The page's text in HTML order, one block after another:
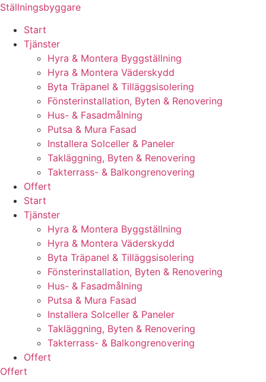
Skip
content
Ställningsbyggare
Start
Tjänster
Hyra & Montera Byggställning
Hyra & Montera Väderskydd
Byta Träpanel & Tilläggsisolering
Fönsterinstallation, Byten & Renovering
Hus- & Fasadmålning
Putsa & Mura Fasad
Installera Solceller & Paneler
Takläggning, Byten & Renovering
Takterrass- & Balkongrenovering
Offert
Start
Tjänster
Hyra & Montera Byggställning
Hyra & Montera Väderskydd
Byta Träpanel & Tilläggsisolering
Fönsterinstallation, Byten & Renovering
Hus- & Fasadmålning
Putsa & Mura Fasad
Installera Solceller & Paneler
Takläggning, Byten & Renovering
Takterrass- & Balkongrenovering
Offert
Offert